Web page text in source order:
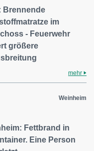
Brennende
im
- Feuerwehr
größere
mehr
Weinheim
Fettbrand in
Eine Person